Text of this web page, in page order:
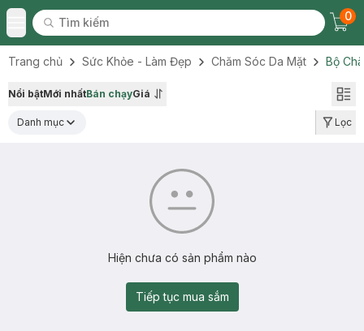
Toggle Menu
Tìm kiếm
Tìm kiếm
0
Trang chủ Sức Khỏe - Làm Đẹp Chăm Sóc Da Mặt Bộ
Nổi bậtMới nhấtBán chạyGiá
Danh mục Lọc
Hiện chưa có sản phẩm nào
Tiếp tục mua sắm